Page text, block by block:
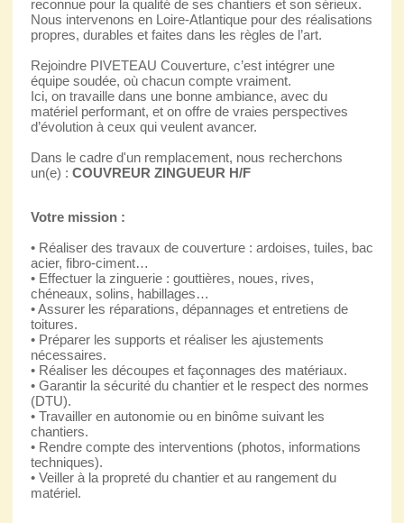
reconnue pour la qualité de ses chantiers et son sérieux.
Nous intervenons en Loire-Atlantique pour des réalisations
propres, durables et faites dans les règles de l’art.
Rejoindre PIVETEAU Couverture, c’est intégrer une
équipe soudée, où chacun compte vraiment.
Ici, on travaille dans une bonne ambiance, avec du
matériel performant, et on offre de vraies perspectives
d’évolution à ceux qui veulent avancer.
Dans le cadre d'un remplacement, nous recherchons
un(e) : COUVREUR ZINGUEUR H/F
Votre mission :
• Réaliser des travaux de couverture : ardoises, tuiles, bac
acier, fibro-ciment…
• Effectuer la zinguerie : gouttières, noues, rives,
chéneaux, solins, habillages…
• Assurer les réparations, dépannages et entretiens de
toitures.
• Préparer les supports et réaliser les ajustements
nécessaires.
• Réaliser les découpes et façonnages des matériaux.
• Garantir la sécurité du chantier et le respect des normes
(DTU).
• Travailler en autonomie ou en binôme suivant les
chantiers.
• Rendre compte des interventions (photos, informations
techniques).
• Veiller à la propreté du chantier et au rangement du
matériel.